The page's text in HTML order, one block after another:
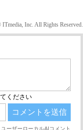
Inc. All Rights Reserved.